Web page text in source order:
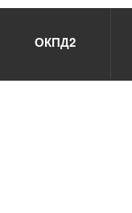
ОКПД2